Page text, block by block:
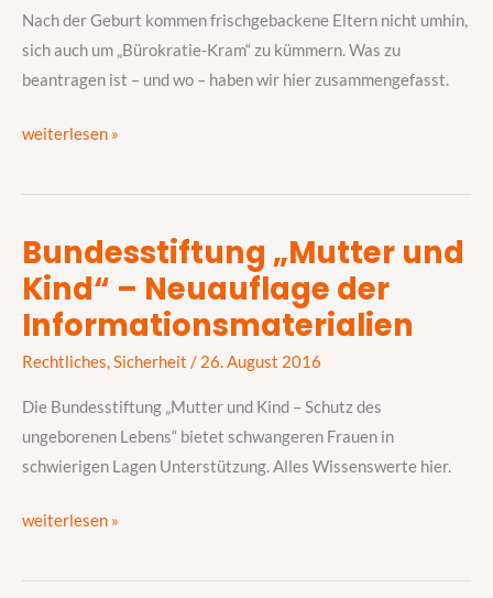
Nach der Geburt kommen frischgebackene Eltern nicht umhin,
sich auch um „Bürokratie-Kram“ zu kümmern. Was zu
beantragen ist – und wo – haben wir hier zusammengefasst.
alles
zu
erledigen
wo
weiterlesen »
Bundesstiftung „Mutter und
Kind“ – Neuauflage der
Informationsmaterialien
Rechtliches,Sicherheit / 26. August 2016
Die Bundesstiftung „Mutter und Kind – Schutz des
ungeborenen Lebens“ bietet schwangeren Frauen in
schwierigen Lagen Unterstützung. Alles Wissenswerte hier.
Bundesstiftung
„Mutter
Kind“
–
Neuauflage
Informationsmaterialien
weiterlesen »